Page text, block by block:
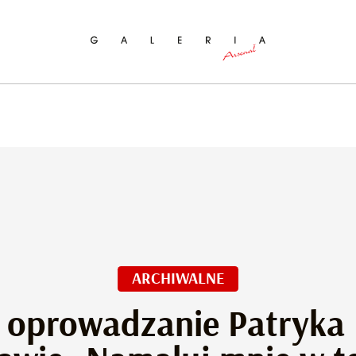
ARCHIWALNE
oprowadzanie Patryka